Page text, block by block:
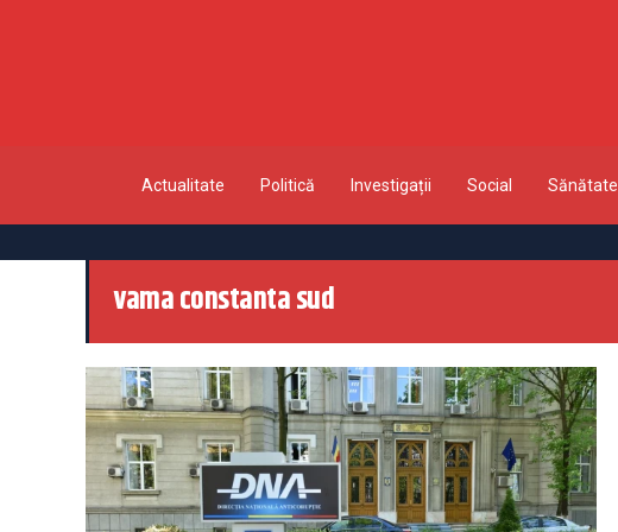
Actualitate Politică Investigații Social Sănătate
vama constanta sud